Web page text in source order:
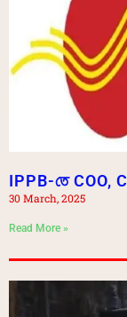
IPPB-তে COO,
30 March, 2025
Read More »